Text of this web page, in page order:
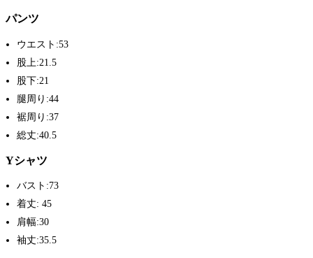
パンツ
ウエスト:53
股上:21.5
股下:21
腿周り:44
裾周り:37
総丈:40.5
Yシャツ
バスト:73
着丈: 45
肩幅:30
袖丈:35.5